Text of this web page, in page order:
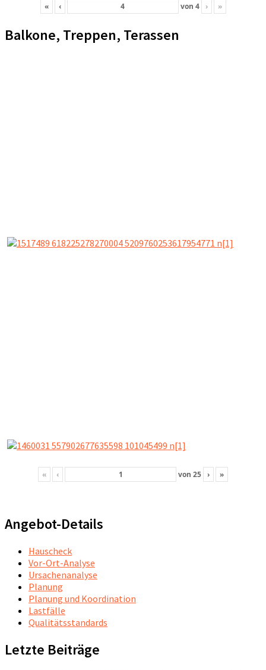
« ‹ von 4 › »
Balkone, Treppen, Terassen
« ‹ von 25 › »
Angebot-Details
Hauscheck
Vor-Ort-Analyse
Ursachenanalyse
Planung
Planung und Koordination
Lastfälle
Qualitätsstandards
Letzte Beiträge